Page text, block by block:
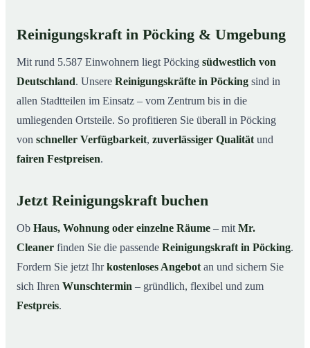
Reinigungskraft in Pöcking & Umgebung
Mit rund 5.587 Einwohnern liegt Pöcking südwestlich von
Deutschland. Unsere Reinigungskräfte in Pöcking sind in
allen Stadtteilen im Einsatz – vom Zentrum bis in die
umliegenden Ortsteile. So profitieren Sie überall in Pöcking
von schneller Verfügbarkeit, zuverlässiger Qualität und
fairen Festpreisen.
Jetzt Reinigungskraft buchen
Ob Haus, Wohnung oder einzelne Räume – mit Mr.
Cleaner finden Sie die passende Reinigungskraft in Pöcking.
Fordern Sie jetzt Ihrkostenloses Angebot an und sichern Sie
sich Ihren Wunschtermin – gründlich, flexibel und zum
Festpreis.